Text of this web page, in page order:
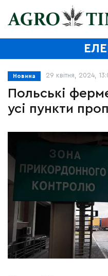
Новина 29 квітня, 2024,
Польські
усі пункти